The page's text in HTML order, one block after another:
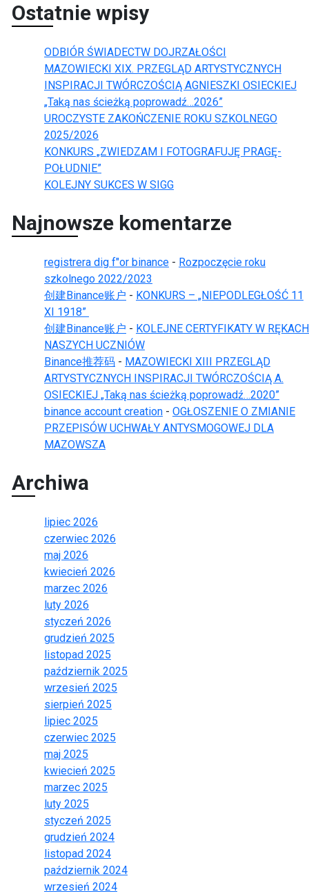
Ostatnie wpisy
ODBIÓR ŚWIADECTW DOJRZAŁOŚCI
MAZOWIECKI XIX. PRZEGLĄD ARTYSTYCZNYCH
INSPIRACJI TWÓRCZOŚCIĄ AGNIESZKI OSIECKIEJ
„Taką nas ścieżką poprowadź…2026”
UROCZYSTE ZAKOŃCZENIE ROKU SZKOLNEGO
2025/2026
KONKURS „ZWIEDZAM I FOTOGRAFUJĘ PRAGĘ-
POŁUDNIE”
KOLEJNY SUKCES W SIGG
Najnowsze komentarze
registrera dig f"or binance - Rozpoczęcie roku
szkolnego 2022/2023
创建Binance账户 - KONKURS – „NIEPODLEGŁOŚĆ 11
XI 1918”
创建Binance账户 - KOLEJNE CERTYFIKATY W RĘKACH
NASZYCH UCZNIÓW
Binance推荐码 - MAZOWIECKI XIII PRZEGLĄD
ARTYSTYCZNYCH INSPIRACJI TWÓRCZOŚCIĄ A.
OSIECKIEJ „Taką nas ścieżką poprowadź…2020”
binance account creation - OGŁOSZENIE O ZMIANIE
PRZEPISÓW UCHWAŁY ANTYSMOGOWEJ DLA
MAZOWSZA
Archiwa
lipiec 2026
czerwiec 2026
maj 2026
kwiecień 2026
marzec 2026
luty 2026
styczeń 2026
grudzień 2025
listopad 2025
październik 2025
wrzesień 2025
sierpień 2025
lipiec 2025
czerwiec 2025
maj 2025
kwiecień 2025
marzec 2025
luty 2025
styczeń 2025
grudzień 2024
listopad 2024
październik 2024
wrzesień 2024